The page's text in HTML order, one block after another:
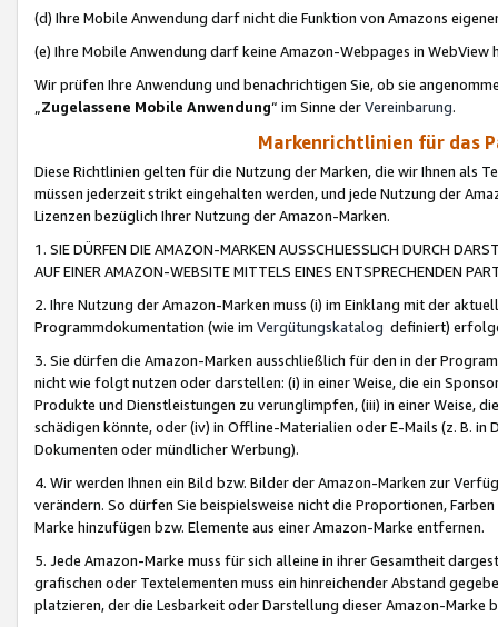
(d) Ihre Mobile Anwendung darf nicht die Funktion von Amazons
(e) Ihre Mobile Anwendung darf keine Amazon-Webpages in WebView
Wir prüfen Ihre Anwendung und benachrichtigen Sie, ob sie
„Zugelassene Mobile Anwendung“ im Sinne derVereinbarung.
Markenrichtlinien für das
Diese Richtlinien gelten für die Nutzung der Marken, die wir Ihnen als
müssen jederzeit strikt eingehalten werden, und jede Nutzung der
Lizenzen bezüglich Ihrer Nutzung der Amazon-Marken.
1. SIE DÜRFEN DIE AMAZON-MARKEN AUSSCHLIESSLICH DURCH
AUF EINER AMAZON-WEBSITE MITTELS EINES ENTSPRECHENDEN
2. Ihre Nutzung der Amazon-Marken muss (i) im Einklang mit der
Programmdokumentation (wie im Vergütungskatalog definiert)
3. Sie dürfen die Amazon-Marken ausschließlich für den in der
nicht wie folgt nutzen oder darstellen: (i) in einer Weise, die ein
Produkte und Dienstleistungen zu verunglimpfen, (iii) in einer Weise,
schädigen könnte, oder (iv) in Offline-Materialien oder E-Mails (z. B. in
Dokumenten oder mündlicher Werbung).
4. Wir werden Ihnen ein Bild bzw. Bilder der Amazon-Marken zur
verändern. So dürfen Sie beispielsweise nicht die Proportionen,
Marke hinzufügen bzw. Elemente aus einer Amazon-Marke entfernen.
5. Jede Amazon-Marke muss für sich alleine in ihrer Gesamtheit
grafischen oder Textelementen muss ein hinreichender Abstand
platzieren, der die Lesbarkeit oder Darstellung dieser Amazon-Marke